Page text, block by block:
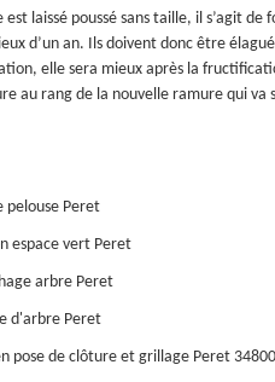
est laissé poussé sans taille, il s’agit
d’un an. Ils doivent donc être
elle sera mieux après la
au rang de la nouvelle ramure qui va
pelouse Peret
espace vert Peret
arbre Peret
d'arbre Peret
pose de clôture et grillage Peret 34800